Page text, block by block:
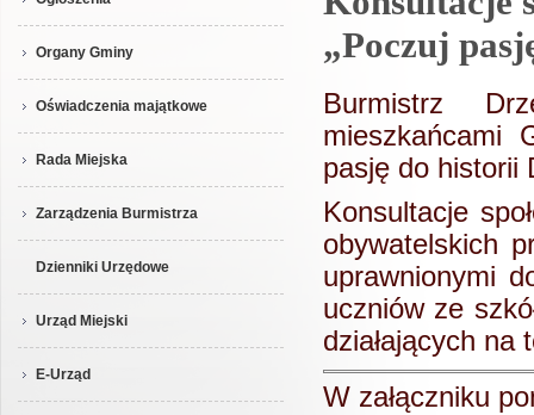
Organy Gminy
Oświadczenia majątkowe
Rada Miejska
Zarządzenia Burmistrza
Dzienniki Urzędowe
Urząd Miejski
E-Urząd
„Poczuj
Burmistrz
mieszkańcami
pasję do historii
Konsultacje
obywatelskich
uprawnionymi
uczniów ze
działających na
W załączniku